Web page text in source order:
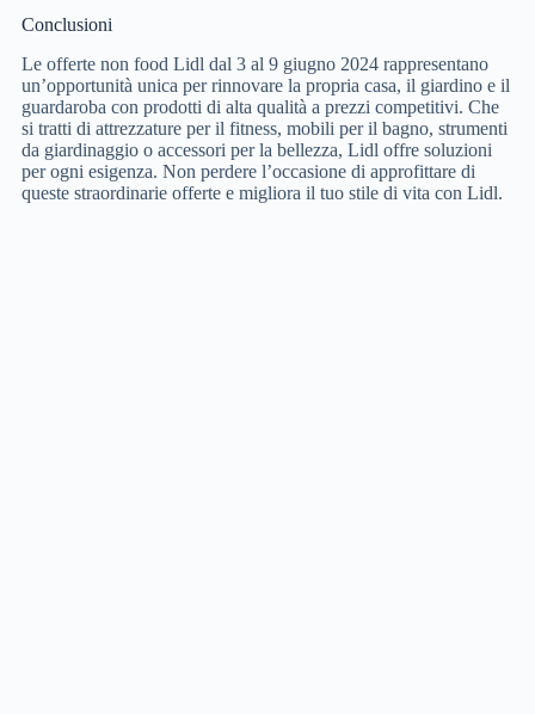
Conclusioni
Le offerte non food Lidl dal 3 al 9 giugno 2024 rappresentano
un’opportunità unica per rinnovare la propria casa, il giardino e il
guardaroba con prodotti di alta qualità a prezzi competitivi. Che
si tratti di attrezzature per il fitness, mobili per il bagno, strumenti
da giardinaggio o accessori per la bellezza, Lidl offre soluzioni
per ogni esigenza. Non perdere l’occasione di approfittare di
queste straordinarie offerte e migliora il tuo stile di vita con Lidl.